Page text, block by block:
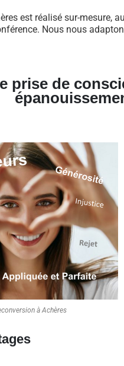
est réalisé sur-mesure,
Nous nous
prise de
à Achères